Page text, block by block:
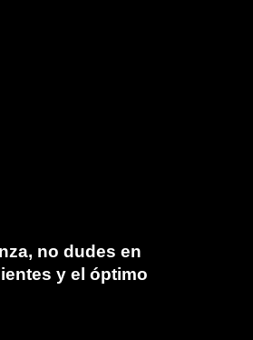
no dudes en
y el óptimo